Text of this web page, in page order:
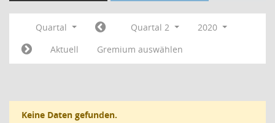
Quartal Quartal 2
2020
Aktuell
Gremium auswählen
Keine Daten gefunden.